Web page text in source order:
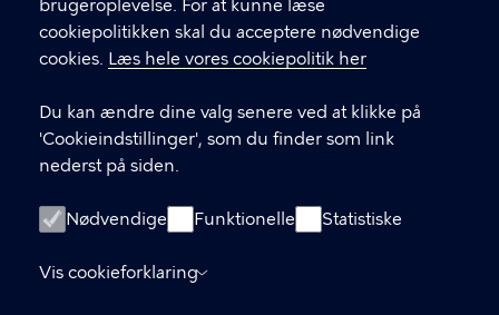
brugeroplevelse. For at kunne læse
cookiepolitikken skal du acceptere nødvendige
cookies. Læs hele vores cookiepolitik her
Du kan ændre dine valg senere ved at klikke på
'Cookieindstillinger', som du finder som link
nederst på siden.
Nødvendige Funktionelle Statistiske
Vis cookieforklaring
Børne- og ungdomsforvaltningen
LINKS
Login som leverandør
Oprettelse af leverandør-konto